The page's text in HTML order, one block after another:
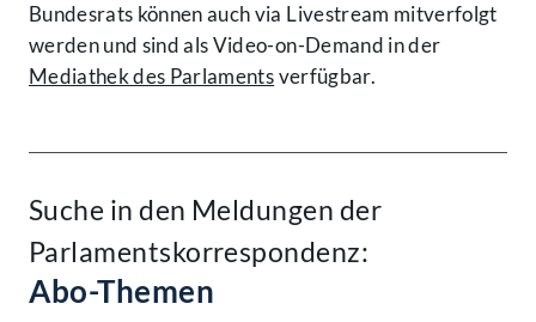
Bundesrats können auch via Livestream mitverfolgt
werden und sind als Video-on-Demand in der
Mediathek des Parlamentsverfügbar.
Suche in den Meldungen der
Parlamentskorrespondenz:
Abo-Themen